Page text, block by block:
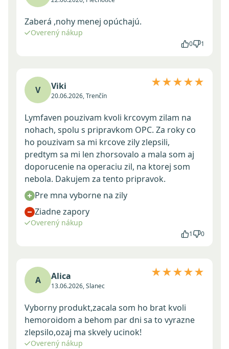
Zaberá ,nohy menej opúchajú.
Overený nákup
0 1
V Viki
20.06.2026, Trenčín
★★★★★
Lymfaven pouzivam kvoli krcovym zilam na
nohach, spolu s pripravkom OPC. Za roky co
ho pouzivam sa mi krcove zily zlepsili,
predtym sa mi len zhorsovalo a mala som aj
doporucenie na operaciu zil, na ktorej som
nebola. Dakujem za tento pripravok.
Pre mna vyborne na zily
Ziadne zapory
Overený nákup
1 0
A Alica
13.06.2026, Slanec
★★★★★
Vyborny produkt,zacala som ho brat kvoli
hemoroidom a behom par dni sa to vyrazne
zlepsilo,ozaj ma skvely ucinok!
Overený nákup